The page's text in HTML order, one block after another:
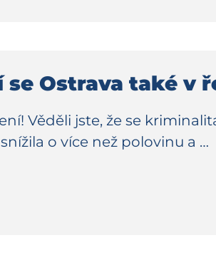
se Ostrava také v
Věděli jste, že se
o více než polovinu a …